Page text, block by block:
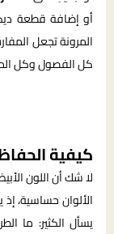
أو إضافة قطعة
المرونة تجعل
كل الفصول وكل
كيفية
لا شك أن اللون
الألوان حساسية، إذ
يسأل الكثير: ما